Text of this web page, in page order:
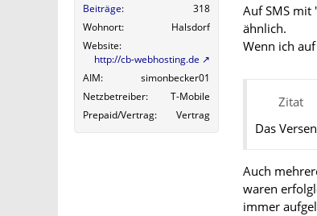
Beiträge
318
Wohnort
Halsdorf
Website
http://cb-webhosting.de
AIM
simonbecker01
Netzbetreiber
T-Mobile
Prepaid/Vertrag
Vertrag
Auf SMS mit
ähnlich.
Wenn ich
Zitat
Das
Auch
waren
immer